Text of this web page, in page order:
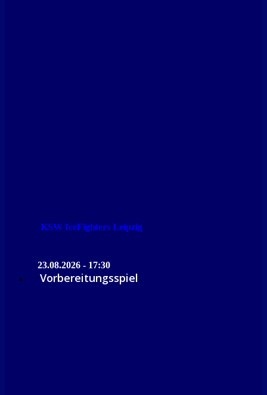
KSW IceFighters Leipzig
23.08.2026 - 17:30
Vorbereitungsspiel